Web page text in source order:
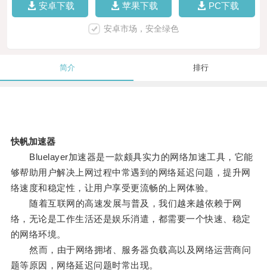
安卓下载 苹果下载 PC下载
安卓市场，安全绿色
简介 排行
快帆加速器
Bluelayer加速器是一款颇具实力的网络加速工具，它能
够帮助用户解决上网过程中常遇到的网络延迟问题，提升网
络速度和稳定性，让用户享受更流畅的上网体验。
随着互联网的高速发展与普及，我们越来越依赖于网
络，无论是工作生活还是娱乐消遣，都需要一个快速、稳定
的网络环境。
然而，由于网络拥堵、服务器负载高以及网络运营商问
题等原因，网络延迟问题时常出现。